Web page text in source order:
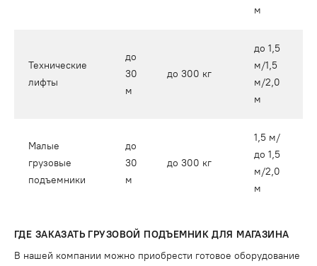
м
Технические
лифты
до
30
м
до 300 кг
до 1,5
м/1,5
м/2,0
м
Малые
грузовые
подъемники
до
30
м
до 300 кг
1,5 м/
до 1,5
м/2,0
м
ГДЕ ЗАКАЗАТЬ ГРУЗОВОЙ ПОДЪЕМНИК ДЛЯ МАГАЗИНА
В нашей компании можно приобрести готовое оборудование